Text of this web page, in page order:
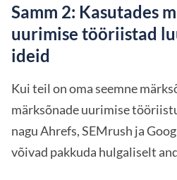
Samm 2: Kasutades
uurimise tööriistad
ideid
Kui teil on oma seemne
märksõnade uurimise
nagu Ahrefs, SEMrush ja
võivad pakkuda hulgaliselt